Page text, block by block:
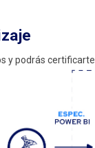
y podrás